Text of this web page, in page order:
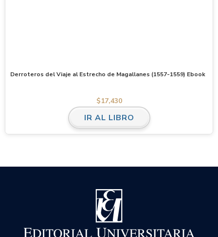
Derroteros del Viaje al Estrecho de Magallanes (1557-1559) Ebook
$17,430
IR AL LIBRO